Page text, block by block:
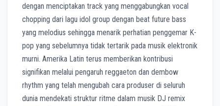
dengan menciptakan track yang menggabungkan vocal
chopping dari lagu idol group dengan beat future bass
yang melodius sehingga menarik perhatian penggemar K-
pop yang sebelumnya tidak tertarik pada musik elektronik
murni. Amerika Latin terus memberikan kontribusi
signifikan melalui pengaruh reggaeton dan dembow
rhythm yang telah mengubah cara produser di seluruh
dunia mendekati struktur ritme dalam musik DJ remix